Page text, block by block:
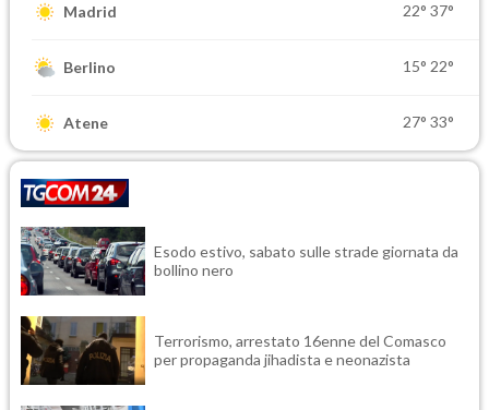
Madrid 22° 37°
Berlino 15° 22°
Atene 27° 33°
Esodo estivo, sabato sulle strade giornata da
bollino nero
Terrorismo, arrestato 16enne del Comasco
per propaganda jihadista e neonazista